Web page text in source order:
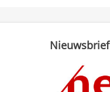
Nieuwsbrief